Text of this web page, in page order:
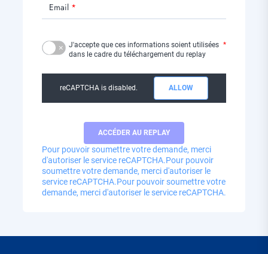
Email
J'accepte que ces informations soient utilisées
dans le cadre du téléchargement du replay
reCAPTCHA is disabled. ALLOW
Pour pouvoir soumettre votre demande, merci
d'autoriser le service reCAPTCHA.Pour pouvoir
soumettre votre demande, merci d'autoriser le
service reCAPTCHA.Pour pouvoir soumettre votre
demande, merci d'autoriser le service reCAPTCHA.